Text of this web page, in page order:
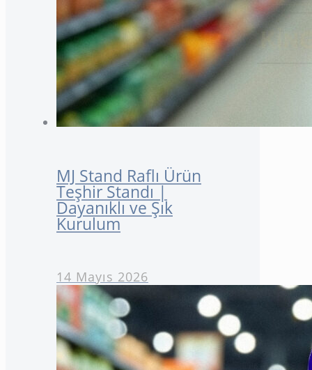
MJ Stand Raflı Ürün
Teşhir Standı |
Dayanıklı ve Şık
Kurulum
14 Mayıs 2026